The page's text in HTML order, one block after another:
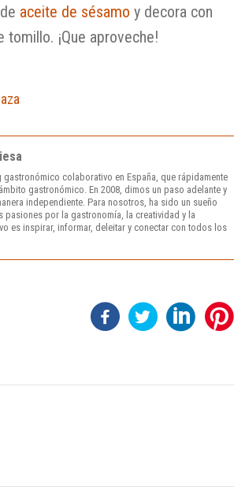
aceite de sésamo y decora con
tomillo. ¡Que aproveche!
colaborativo en España, que rápidamente
gastronómico. En 2008, dimos un paso adelante y
independiente. Para nosotros, ha sido un sueño
pasiones por la gastronomía, la creatividad y la
es inspirar, informar, deleitar y conectar con todos los